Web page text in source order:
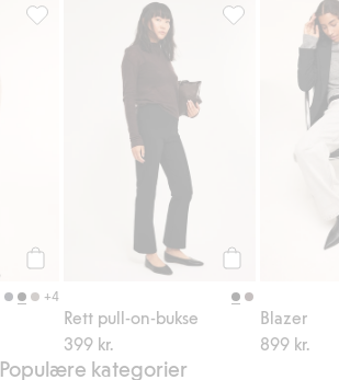
+4
Dressbukse, Legg til i favoriter
Rett pull-on-bukse
399 kr.
Rett pull-on-
Blazer
899 kr.
Populære kategorier